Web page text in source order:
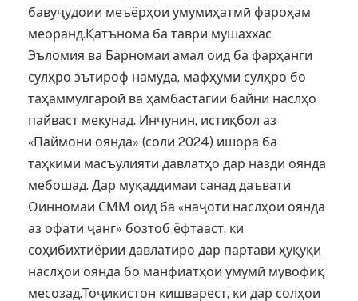
бавуҷудоии меъёрҳои умумиҳатмӣ фароҳам
меоранд.Қатънома ба таври мушаххас
Эъломия ва Барномаи амал оид ба фарҳанги
сулҳро эътироф намуда, мафҳуми сулҳро бо
таҳаммулгароӣ ва ҳамбастагии байни наслҳо
пайваст мекунад. Инчунин, истиқбол аз
«Паймони оянда» (соли 2024) ишора ба
таҳкими масъулияти давлатҳо дар назди оянда
мебошад. Дар муқаддимаи санад даъвати
Оинномаи СММ оид ба «наҷоти наслҳои оянда
аз офати ҷанг» бозтоб ёфтааст, ки
соҳибихтиёрии давлатиро дар партави ҳуқуқи
наслҳои оянда бо манфиатҳои умумӣ мувофиқ
месозад.Тоҷикистон кишварест, ки дар солҳои